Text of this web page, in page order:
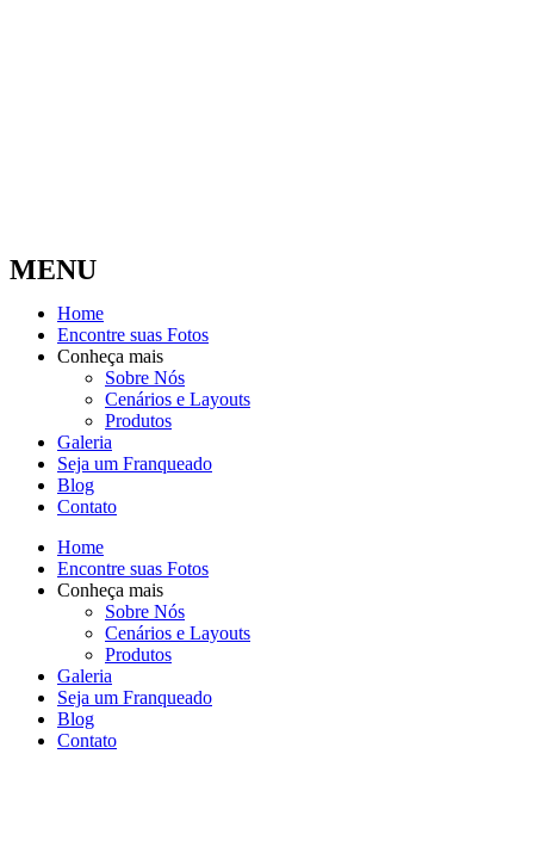
MENU
Home
Encontre suas Fotos
Conheça mais
Sobre Nós
Cenários e Layouts
Produtos
Galeria
Seja um Franqueado
Blog
Contato
Home
Encontre suas Fotos
Conheça mais
Sobre Nós
Cenários e Layouts
Produtos
Galeria
Seja um Franqueado
Blog
Contato